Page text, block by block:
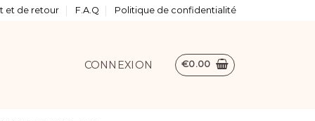
et de retour F.A.Q Politique de confidentialité
CONNEXION €0.00